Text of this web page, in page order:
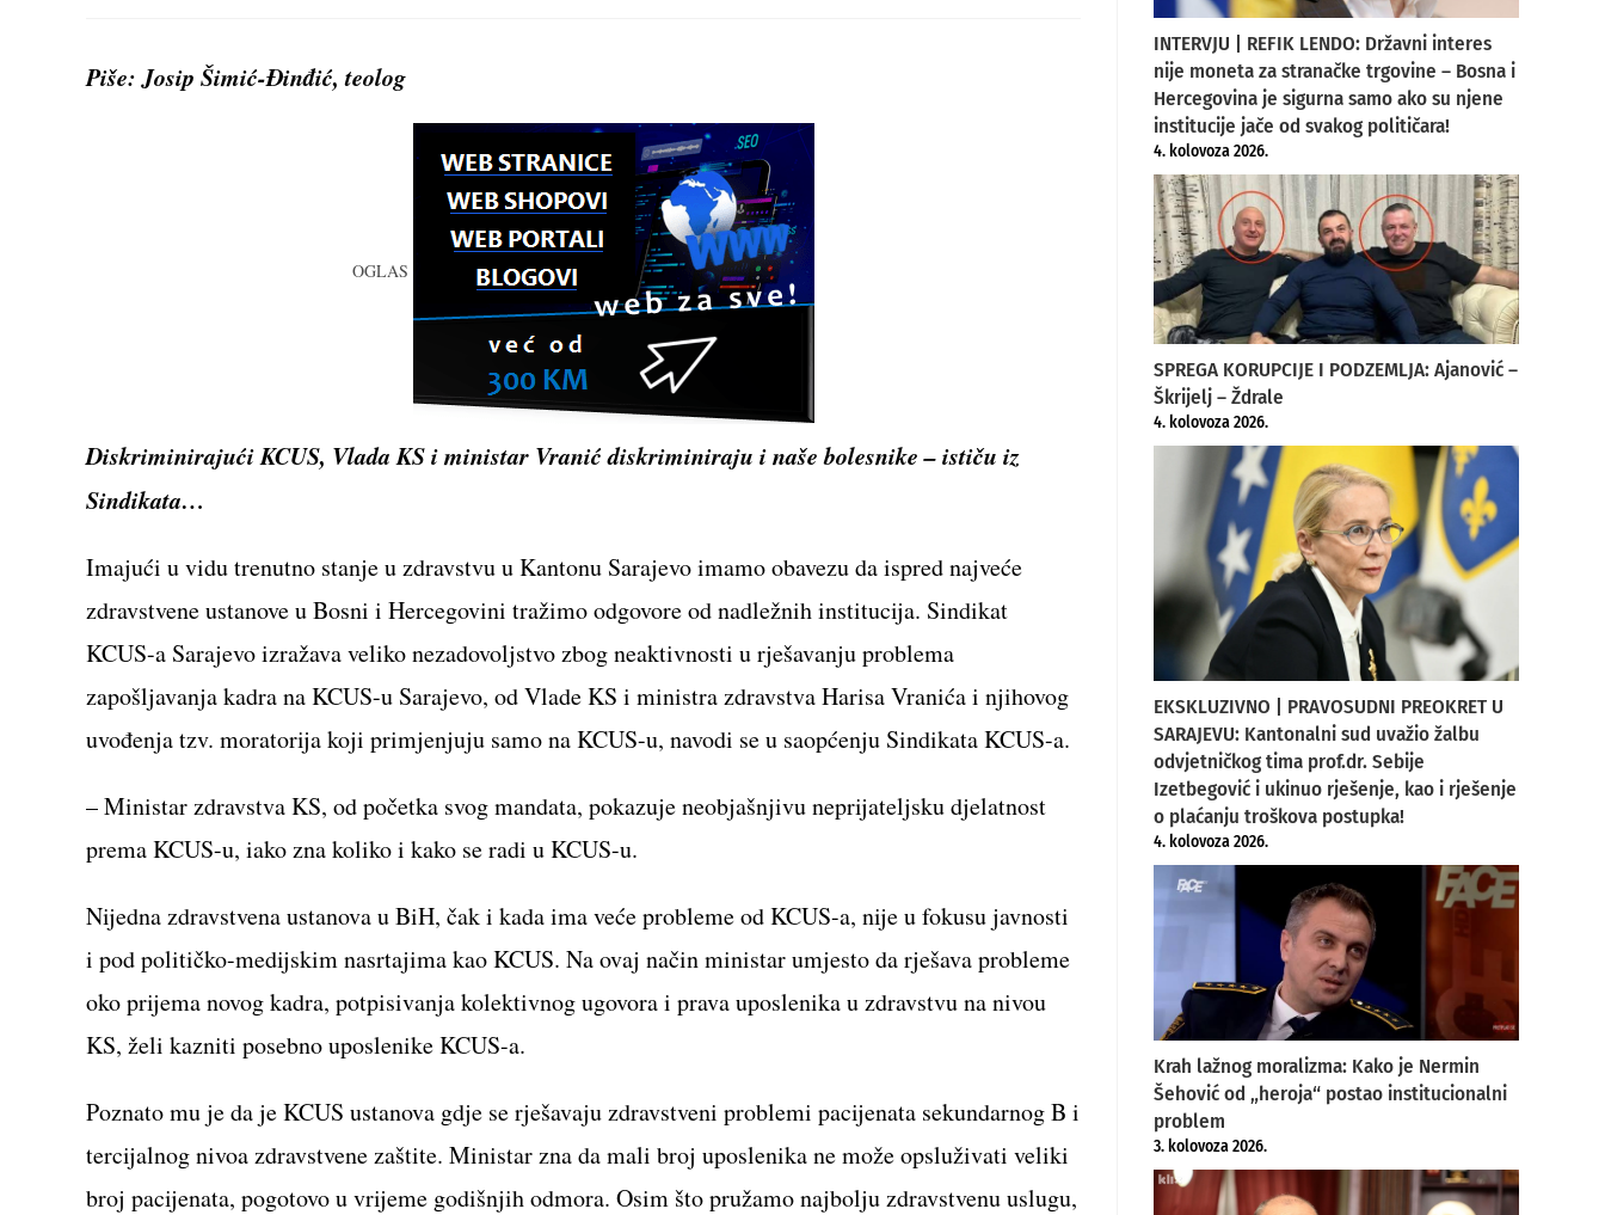
Piše: Josip Šimić-Đinđić, teolog
OGLAS
Diskriminirajući KCUS, Vlada KS i ministar Vranić diskriminiraju i naše bolesnike – ističu iz
Sindikata…
Imajući u vidu trenutno stanje u zdravstvu u Kantonu Sarajevo imamo obavezu da ispred najveće
zdravstvene ustanove u Bosni i Hercegovini tražimo odgovore od nadležnih institucija. Sindikat
KCUS-a Sarajevo izražava veliko nezadovoljstvo zbog neaktivnosti u rješavanju problema
zapošljavanja kadra na KCUS-u Sarajevo, od Vlade KS i ministra zdravstva Harisa Vranića i njihovog
uvođenja tzv. moratorija koji primjenjuju samo na KCUS-u, navodi se u saopćenju Sindikata KCUS-a.
– Ministar zdravstva KS, od početka svog mandata, pokazuje neobjašnjivu neprijateljsku djelatnost
prema KCUS-u, iako zna koliko i kako se radi u KCUS-u.
Nijedna zdravstvena ustanova u BiH, čak i kada ima veće probleme od KCUS-a, nije u fokusu javnosti
i pod političko-medijskim nasrtajima kao KCUS. Na ovaj način ministar umjesto da rješava probleme
oko prijema novog kadra, potpisivanja kolektivnog ugovora i prava uposlenika u zdravstvu na nivou
KS, želi kazniti posebno uposlenike KCUS-a.
Poznato mu je da je KCUS ustanova gdje se rješavaju zdravstveni problemi pacijenata sekundarnog B i
tercijalnog nivoa zdravstvene zaštite. Ministar zna da mali broj uposlenika ne može opsluživati veliki
broj pacijenata, pogotovo u vrijeme godišnjih odmora. Osim što pružamo najbolju zdravstvenu uslugu,
INTERVJU | REFIK LENDO: Državni interes
nije moneta za stranačke trgovine – Bosna i
Hercegovina je sigurna samo ako su njene
institucije jače od svakog političara!
4. kolovoza 2026.
SPREGA KORUPCIJE I PODZEMLJA: Ajanović –
Škrijelj – Ždrale
4. kolovoza 2026.
EKSKLUZIVNO | PRAVOSUDNI PREOKRET U
SARAJEVU: Kantonalni sud uvažio žalbu
odvjetničkog tima prof.dr. Sebije
Izetbegović i ukinuo rješenje, kao i rješenje
o plaćanju troškova postupka!
4. kolovoza 2026.
Krah lažnog moralizma: Kako je Nermin
Šehović od „heroja“ postao institucionalni
problem
3. kolovoza 2026.